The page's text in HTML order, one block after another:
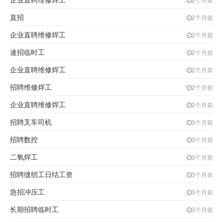
直招 2个月前
企业直聘维修焊工 2个月前
速招临时工 2个月前
企业直聘维修焊工 2个月前
招聘维修焊工 2个月前
企业直聘维修焊工 2个月前
招聘叉车司机 3个月前
招聘数控 3个月前
二氧焊工 3个月前
招聘缝纫工日结工资 3个月前
急招冲压工 3个月前
长期招聘临时工 3个月前